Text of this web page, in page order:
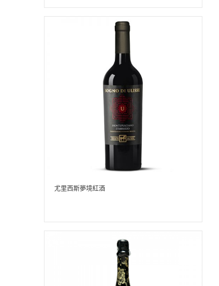
尤里西斯夢境紅酒